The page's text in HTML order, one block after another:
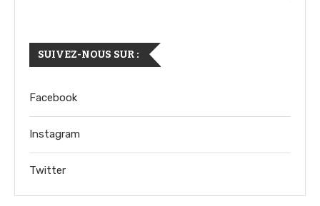
SUIVEZ-NOUS SUR :
Facebook
Instagram
Twitter